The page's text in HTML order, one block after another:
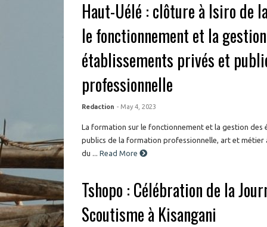
w
)
Haut-Uélé : clôture à Isiro de
le fonctionnement et la
établissements privés et
professionnelle
Redaction - May 4, 2023
La formation sur le fonctionnement et la gestion des
publics de la formation professionnelle, art et métier
du ... Read More
Tshopo : Célébration de la
Scoutisme à Kisangani